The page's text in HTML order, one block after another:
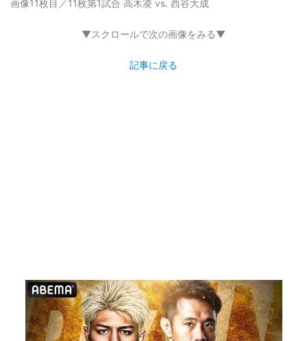
画像11枚目／11枚第1試合 高木凌 vs. 西谷大成
▼スクロールで次の画像をみる▼
記事に戻る